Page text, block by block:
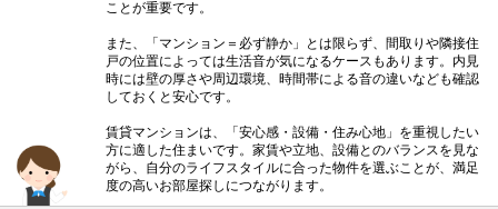
ことが重要です。
また、「マンション＝必ず静か」とは限らず、間取りや隣接住
戸の位置によっては生活音が気になるケースもあります。内見
時には壁の厚さや周辺環境、時間帯による音の違いなども確認
しておくと安心です。
賃貸マンションは、「安心感・設備・住み心地」を重視したい
方に適した住まいです。家賃や立地、設備とのバランスを見な
がら、自分のライフスタイルに合った物件を選ぶことが、満足
度の高いお部屋探しにつながります。